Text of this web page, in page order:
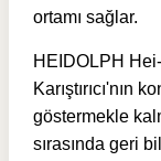
ortamı sağlar.
HEIDOLPH
Karıştırıcı'nın
göstermekle
sırasında geri